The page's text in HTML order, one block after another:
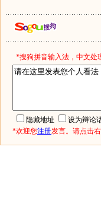
*搜狗拼音输入法，中文处
隐藏地址
设为辩论
*欢迎您注册发言。请点击